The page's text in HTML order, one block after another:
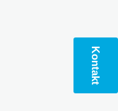
Kontakt